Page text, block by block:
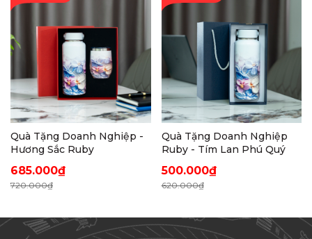
Quà Tặng Doanh Nghiệp -
Hương Sắc Ruby
685.000₫
720.000₫
Quà Tặng Doanh Nghiệp
Ruby - Tím Lan Phú Quý
500.000₫
620.000₫